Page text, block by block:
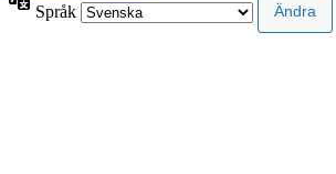
Språk